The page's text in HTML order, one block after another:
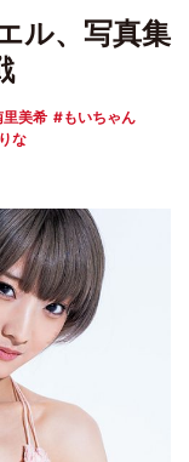
ル、写真集
里美希
もいちゃん
な